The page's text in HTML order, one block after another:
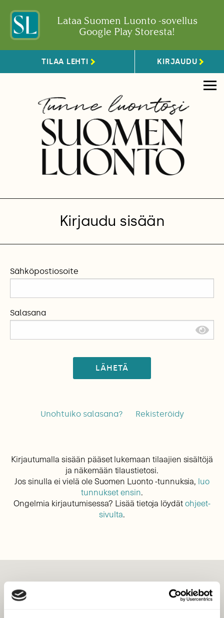
Lataa Suomen Luonto -sovellus
Google Play Storesta!
TILAA LEHTI KIRJAUDU
Kirjaudu sisään
Sähköpostiosoite
Salasana
LÄHETÄ
Unohtuiko salasana? Rekisteröidy
Kirjautumalla sisään pääset lukemaan tilaajien sisältöjä
ja näkemään tilaustietosi.
Jos sinulla ei vielä ole Suomen Luonto -tunnuksia, luo
tunnukset ensin.
Ongelmia kirjautumisessa? Lisää tietoja löydätohjeet-
sivulta.